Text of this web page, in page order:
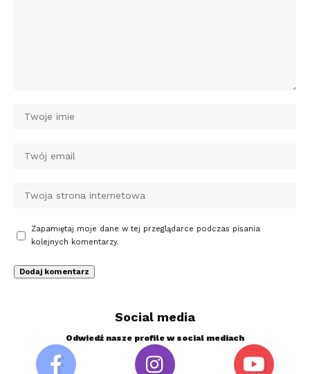
Zapamiętaj moje dane w tej przeglądarce podczas pisania
kolejnych komentarzy.
Social media
Odwiedź nasze profile w social mediach